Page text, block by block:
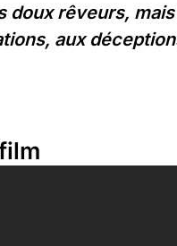
doux rêveurs,
aux